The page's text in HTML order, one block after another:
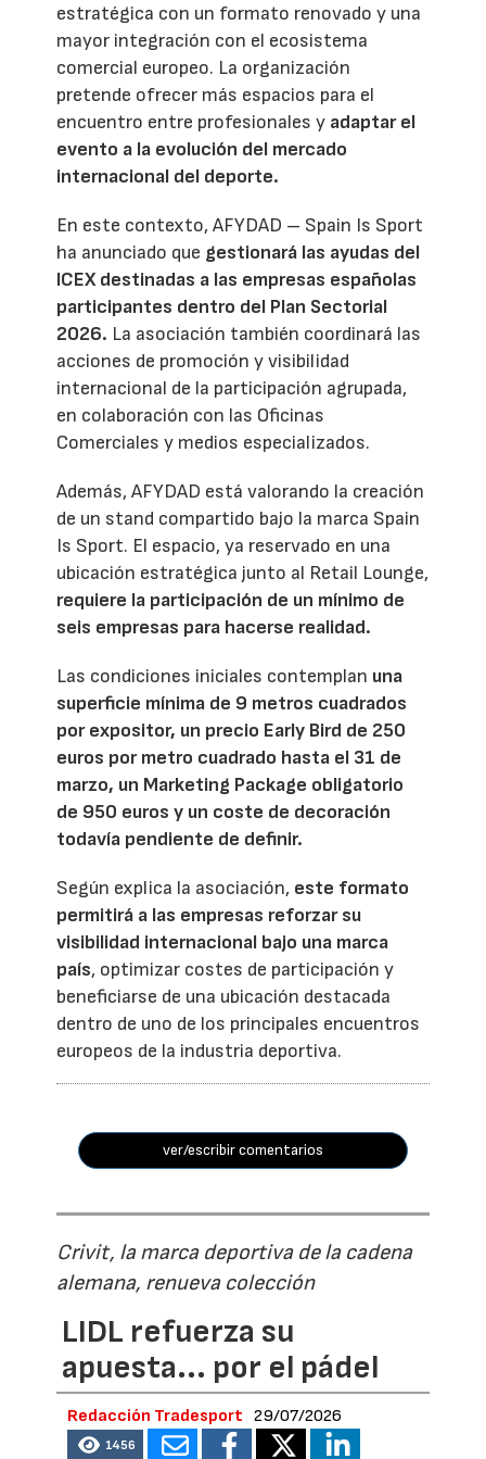
estratégica con un formato renovado y una
mayor integración con el ecosistema
comercial europeo. La organización
pretende ofrecer más espacios para el
encuentro entre profesionales y adaptar el
evento a la evolución del mercado
internacional del deporte.
En este contexto, AFYDAD – Spain Is Sport
ha anunciado que gestionará las ayudas del
ICEX destinadas a las empresas españolas
participantes dentro del Plan Sectorial
2026. La asociación también coordinará las
acciones de promoción y visibilidad
internacional de la participación agrupada,
en colaboración con las Oficinas
Comerciales y medios especializados.
Además, AFYDAD está valorando la creación
de un stand compartido bajo la marca Spain
Is Sport. El espacio, ya reservado en una
ubicación estratégica junto al Retail Lounge,
requiere la participación de un mínimo de
seis empresas para hacerse realidad.
Las condiciones iniciales contemplan una
superficie mínima de 9 metros cuadrados
por expositor, un precio Early Bird de 250
euros por metro cuadrado hasta el 31 de
marzo, un Marketing Package obligatorio
de 950 euros y un coste de decoración
todavía pendiente de definir.
Según explica la asociación, este formato
permitirá a las empresas reforzar su
visibilidad internacional bajo una marca
país, optimizar costes de participación y
beneficiarse de una ubicación destacada
dentro de uno de los principales encuentros
europeos de la industria deportiva.
ver/escribir comentarios
Crivit, la marca deportiva de la cadena
alemana, renueva colección
LIDL refuerza su
apuesta... por el pádel
Redacción Tradesport 29/07/2026
1456